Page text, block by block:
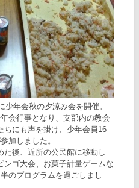
年会秋の夕涼み会を開催。
会行事となり、支部内の教会
ちにも声を掛け、少年会員16
加しました。
後、近所の公民館に移動し
ゴ大会、お菓子計量ゲームな
のプログラムを過ごしまし